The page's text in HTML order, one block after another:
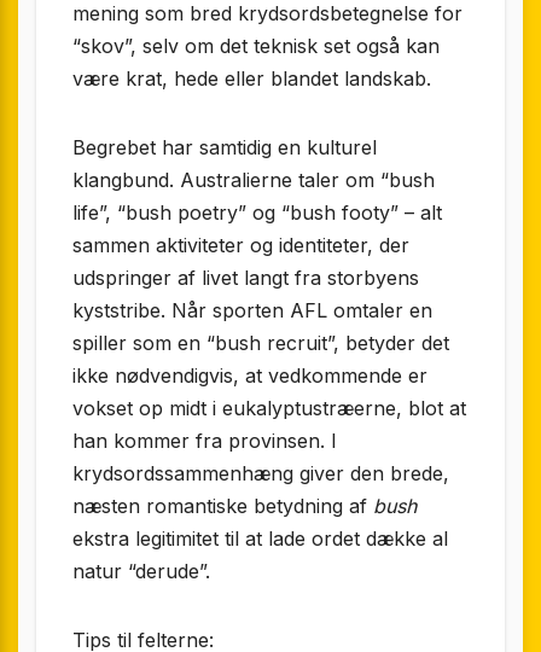
mening som bred krydsordsbetegnelse for
“skov”, selv om det teknisk set også kan
være krat, hede eller blandet landskab.
Begrebet har samtidig en kulturel
klangbund. Australierne taler om “bush
life”, “bush poetry” og “bush footy” – alt
sammen aktiviteter og identiteter, der
udspringer af livet langt fra storbyens
kyststribe. Når sporten AFL omtaler en
spiller som en “bush recruit”, betyder det
ikke nødvendigvis, at vedkommende er
vokset op midt i eukalyptustræerne, blot at
han kommer fra provinsen. I
krydsordssammenhæng giver den brede,
næsten romantiske betydning af bush
ekstra legitimitet til at lade ordet dække al
natur “derude”.
Tips til felterne: